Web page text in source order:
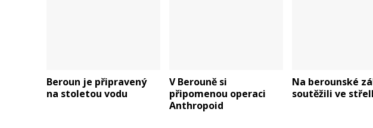
Beroun je připravený
na stoletou vodu
V Berouně si
připomenou operaci
Anthropoid
Na berounské
soutěžili ve